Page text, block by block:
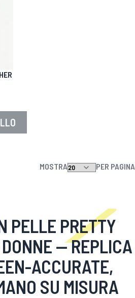
MOSTRA PER PAGINA
PELLE PRETTY
— REPLICA
ACCURATE,
SU MISURA